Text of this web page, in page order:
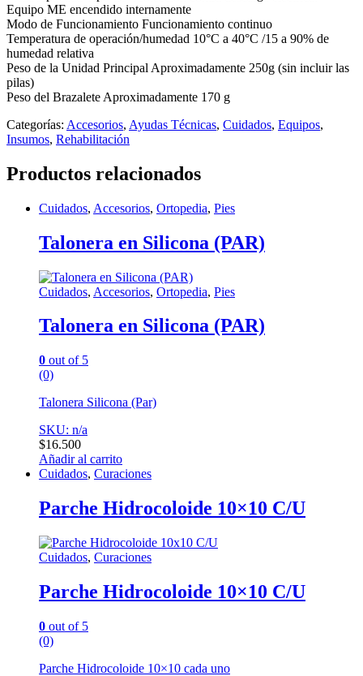
Equipo ME encendido internamente
Modo de Funcionamiento Funcionamiento continuo
Temperatura de operación/humedad 10°C a 40°C /15 a 90% de
humedad relativa
Peso de la Unidad Principal Aproximadamente 250g (sin incluir las
pilas)
Peso del Brazalete Aproximadamente 170 g
Categorías: Accesorios, Ayudas Técnicas, Cuidados, Equipos,
Insumos, Rehabilitación
Productos relacionados
Cuidados, Accesorios, Ortopedia, Pies
Talonera en Silicona (PAR)
Cuidados, Accesorios, Ortopedia, Pies
Talonera en Silicona (PAR)
0 out of 5
(0)
Talonera Silicona (Par)
SKU: n/a
$16.500
Añadir al carrito
Cuidados, Curaciones
Parche Hidrocoloide 10×10 C/U
Cuidados, Curaciones
Parche Hidrocoloide 10×10 C/U
0 out of 5
(0)
Parche Hidrocoloide 10×10 cada uno